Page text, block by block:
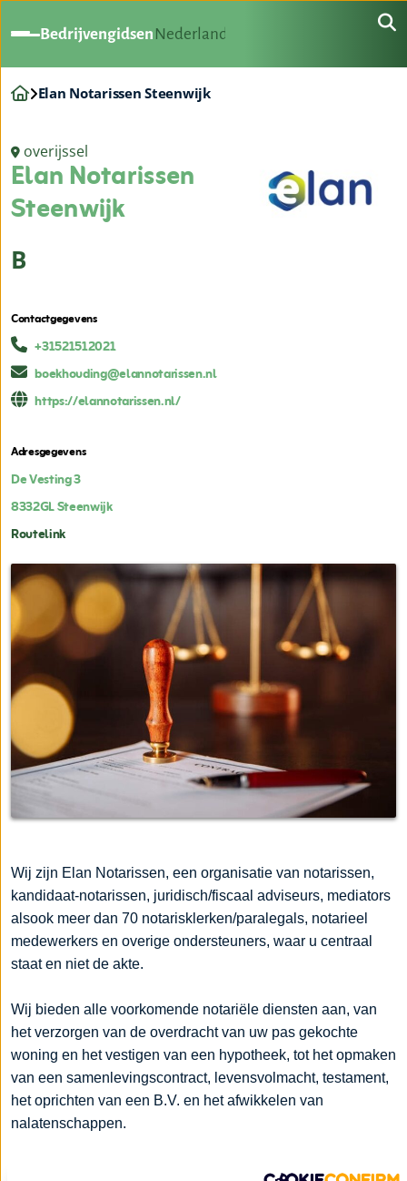
Bedrijvengidsen Nederland
Elan Notarissen Steenwijk
overijssel
Elan Notarissen
Steenwijk
B
Contactgegevens
+31521512021
boekhouding@elannotarissen.nl
https://elannotarissen.nl/
Adresgegevens
De Vesting 3
8332GLSteenwijk
Routelink
Wij zijn Elan Notarissen, een organisatie van notarissen,
kandidaat-notarissen, juridisch/fiscaal adviseurs, mediators
alsook meer dan 70 notarisklerken/paralegals, notarieel
medewerkers en overige ondersteuners, waar u centraal
staat en niet de akte.
Wij bieden alle voorkomende notariële diensten aan, van
het verzorgen van de overdracht van uw pas gekochte
woning en het vestigen van een hypotheek, tot het opmaken
van een samenlevingscontract, levensvolmacht, testament,
het oprichten van een B.V. en het afwikkelen van
nalatenschappen.